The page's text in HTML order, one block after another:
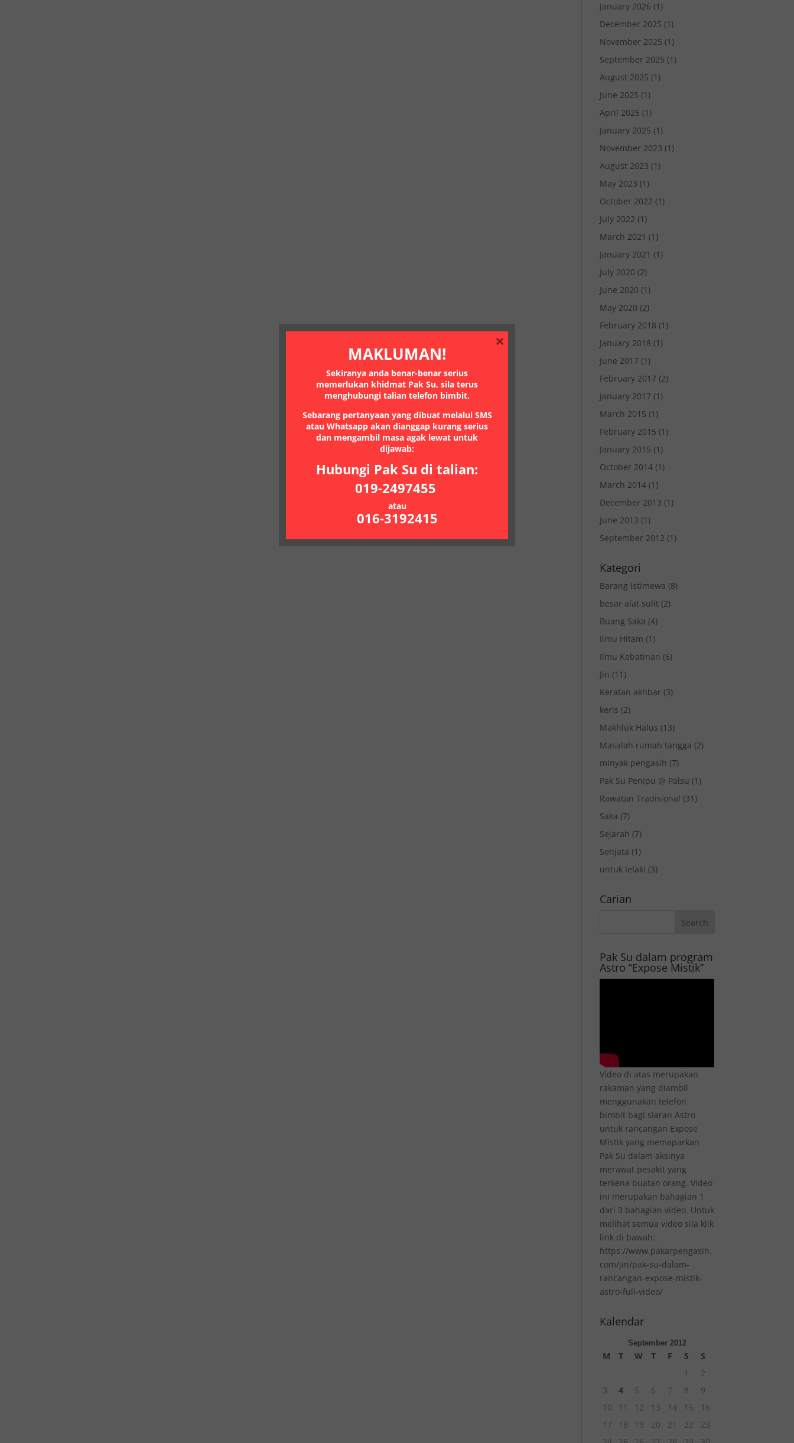
January 2026 (1)
December 2025 (1)
November 2025 (1)
September 2025 (1)
August 2025 (1)
June 2025 (1)
April 2025 (1)
January 2025 (1)
November 2023 (1)
August 2023 (1)
May 2023 (1)
October 2022 (1)
July 2022 (1)
March 2021 (1)
January 2021 (1)
July 2020 (2)
June 2020 (1)
May 2020 (2)
February 2018 (1)
January 2018 (1)
June 2017 (1)
February 2017 (2)
January 2017 (1)
March 2015 (1)
February 2015 (1)
January 2015 (1)
October 2014 (1)
March 2014 (1)
December 2013 (1)
June 2013 (1)
September 2012 (1)
Kategori
Barang Istimewa (8)
besar alat sulit (2)
Buang Saka (4)
Ilmu Hitam (1)
Ilmu Kebatinan (6)
Jin (11)
Keratan akhbar (3)
keris (2)
Makhluk Halus (13)
Masalah rumah tangga (2)
minyak pengasih (7)
Pak Su Penipu @ Palsu (1)
Rawatan Tradisional (31)
Saka (7)
Sejarah (7)
Senjata (1)
untuk lelaki (3)
Carian
Pak Su dalam program
Astro “Expose Mistik”
Video di atas merupakan
rakaman yang diambil
menggunakan telefon
bimbit bagi siaran Astro
untuk rancangan Expose
Mistik yang memaparkan
Pak Su dalam aksinya
merawat pesakit yang
terkena buatan orang. Video
ini merupakan bahagian 1
dari 3 bahagian video. Untuk
melihat semua video sila klik
link di bawah:
https://www.pakarpengasih.
com/jin/pak-su-dalam-
rancangan-expose-mistik-
astro-full-video/
Kalendar
September 2012
M T W T F S
S
1
2
3
4 5 6 7 8
9
10
11 12 13 14 15
16
17
18 19 20 21 22
23
MAKLUMAN!
Sekiranya anda benar-benar serius
memerlukan khidmat Pak Su, sila terus
menghubungi talian telefon bimbit.
Sebarang pertanyaan yang dibuat melalui SMS
atau Whatsapp akan dianggap kurang serius
dan mengambil masa agak lewat untuk
dijawab:
Hubungi Pak Su di talian:
019-2497455
atau
016-3192415
×